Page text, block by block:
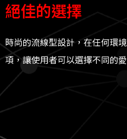
絕佳的選擇
時尚的流線型設計，在任何環
項，讓使用者可以選擇不同的